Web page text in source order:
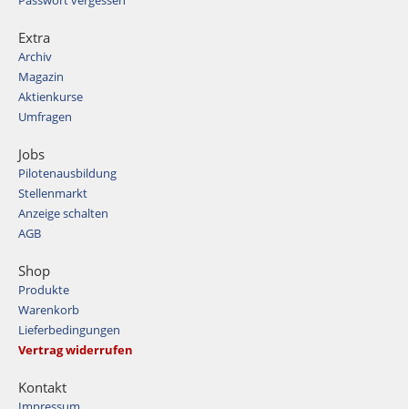
Extra
Archiv
Magazin
Aktienkurse
Umfragen
Jobs
Pilotenausbildung
Stellenmarkt
Anzeige schalten
AGB
Shop
Produkte
Warenkorb
Lieferbedingungen
Vertrag widerrufen
Kontakt